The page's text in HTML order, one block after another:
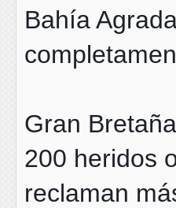
Bahía
Gran
200 heridos
reclaman